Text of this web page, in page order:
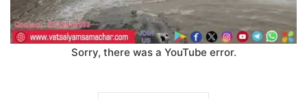
Sorry, there was a YouTube error.